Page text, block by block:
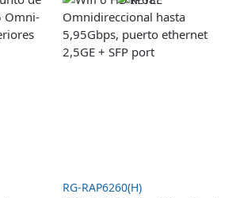
RG-RAP6260(H)